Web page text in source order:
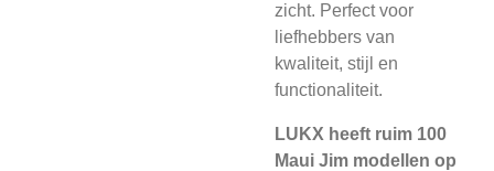
zicht. Perfect voor
liefhebbers van
kwaliteit, stijl en
functionaliteit.
LUKX heeft ruim 100
Maui Jim modellen op